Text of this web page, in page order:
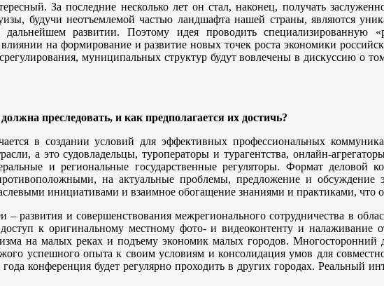
За последние несколько лет он стал, наконец, получать
будучи неотъемлемой частью ландшафта нашей страны, являются
развитии. Поэтому идея проводить специализированную
на формирование и развитие новых точек роста экономики
муниципальных структур будут вовлечены в дискуссию о
преследовать, и как предполагается их достичь?
в создании условий для эффективных профессиональных
а это судовладельцы, туроператоры и турагентства, онлайн-
и региональные государственные регуляторы. Формат деловой
на актуальные проблемы, предложение и
инициативами и взаимное обогащение знаниями и практиками, что
развития и совершенствования межрегионального сотрудничества в
к оригинальному местному фото- и видеоконтенту и налаживание
на малых реках и подъему экономик малых городов. Многосторонний
успешного опыта к своим условиям и консолидация умов для
конференция будет регулярно проходить в других городах. Реальный